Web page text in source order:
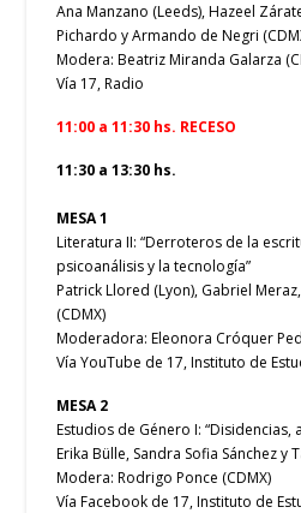
Ana Manzano (Leeds), Hazeel
Pichardo y Armando de Negri
Modera: Beatriz Miranda Galarza
Vía 17, Radio
11:00 a 11:30 hs. RECESO
11:30 a 13:30 hs.
MESA 1
Literatura II: “Derroteros de la
psicoanálisis y la tecnología”
Patrick Llored (Lyon), Gabriel
(CDMX)
Moderadora: Eleonora Cróquer
Vía YouTube de 17, Instituto de
MESA 2
Estudios de Género I: “Disidencias,
Erika Bülle, Sandra Sofia Sánchez y
Modera: Rodrigo Ponce (CDMX)
Vía Facebook de 17, Instituto de